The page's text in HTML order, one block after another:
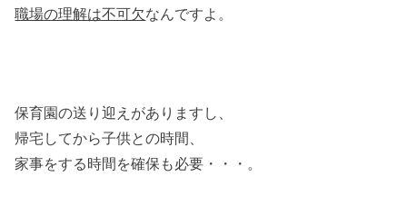
職場の理解は不可欠なんですよ。
保育園の送り迎えがありますし、
帰宅してから子供との時間、
家事をする時間を確保も必要・・・。